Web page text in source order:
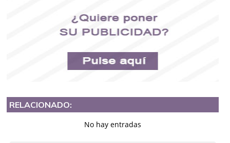
RELACIONADO:
No hay entradas